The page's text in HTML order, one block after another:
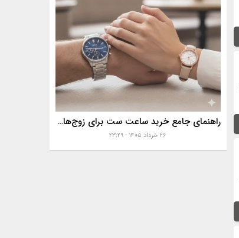
راهنمای جامع خرید ساعت ست برای زوج‌های موفق
۲۶ خرداد ۱۴۰۵ - ۲۳:۲۹